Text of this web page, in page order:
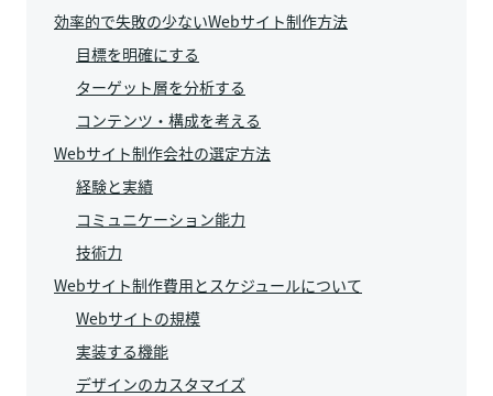
効率的で失敗の少ないWebサイト制作方法
目標を明確にする
ターゲット層を分析する
コンテンツ・構成を考える
Webサイト制作会社の選定方法
経験と実績
コミュニケーション能力
技術力
Webサイト制作費用とスケジュールについて
Webサイトの規模
実装する機能
デザインのカスタマイズ